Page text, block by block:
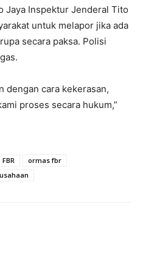
Jaya Inspektur Jenderal Tito
untuk melapor jika ada
secara paksa. Polisi
dengan cara kekerasan,
proses secara hukum,”
ormas fbr